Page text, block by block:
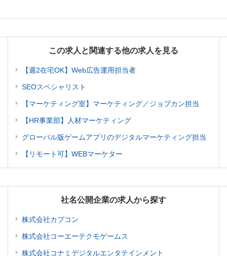
この求人と関連する他の求人を見る
【週2在宅OK】Web広告運用担当者
SEOスペシャリスト
【マーケティング室】マーケティング／ジョブカン担当
【HR事業部】人材マーケティング
グローバル版ゲームアプリのデジタルマーケティング担当
【リモート可】WEBマーケター
社名公開企業の求人から探す
株式会社カプコン
株式会社コーエーテクモゲームス
株式会社コナミデジタルエンタテインメント